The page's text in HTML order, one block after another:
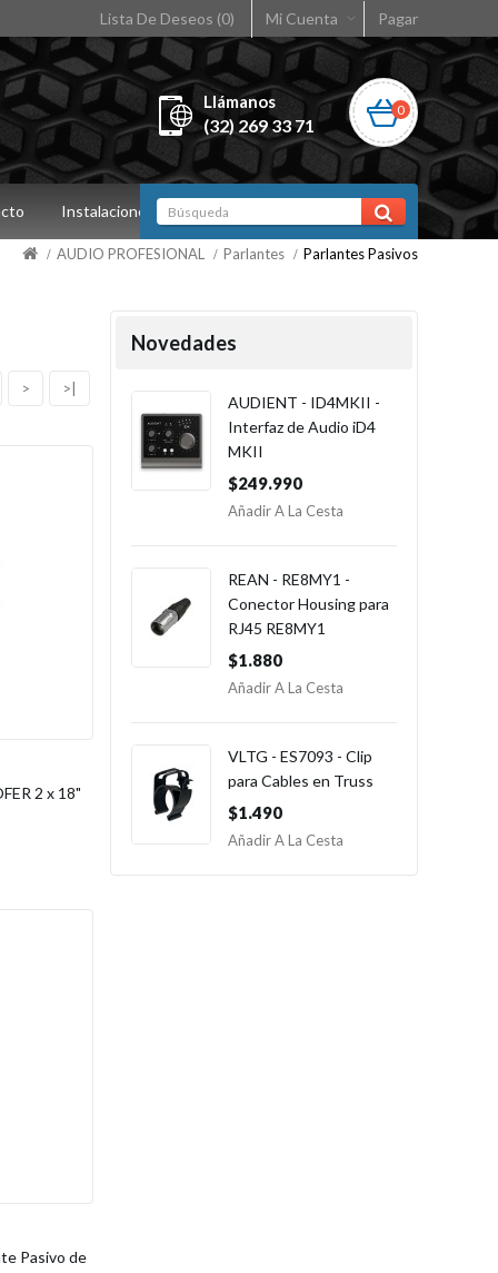
Lista De Deseos (0) Mi Cuenta Pagar
Llámanos
(32) 269 33 71
0
Instalaciones
AUDIO PROFESIONAL Parlantes Parlantes Pasivos
> >|
2 x 18"
Pasivo de
Novedades
AUDIENT - ID4MKII -
Interfaz de Audio iD4
MKII
$249.990
Añadir A La Cesta
REAN - RE8MY1 -
Conector Housing para
RJ45 RE8MY1
$1.880
Añadir A La Cesta
VLTG - ES7093 - Clip
para Cables en Truss
$1.490
Añadir A La Cesta